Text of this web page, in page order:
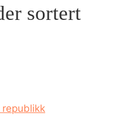
sortert